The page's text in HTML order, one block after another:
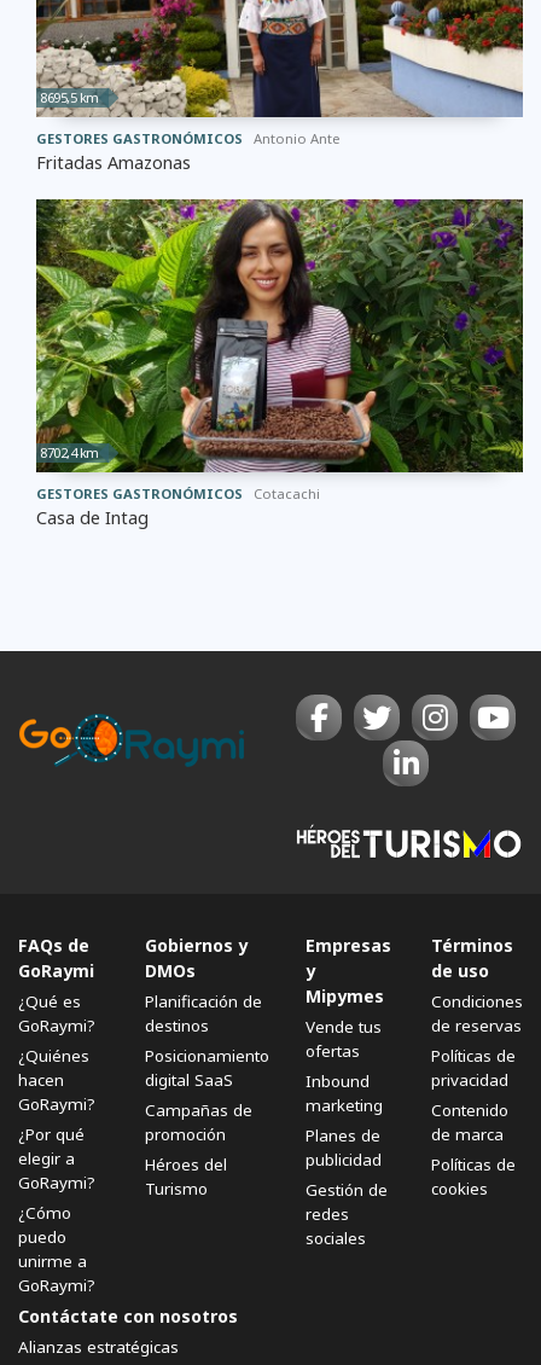
8695,5 km
GESTORES GASTRONÓMICOS Antonio Ante
Fritadas Amazonas
8702,4 km
GESTORES GASTRONÓMICOS Cotacachi
Casa de Intag
FAQs de
GoRaymi
¿Qué es
GoRaymi?
¿Quiénes
hacen
GoRaymi?
¿Por qué
elegir a
GoRaymi?
¿Cómo
puedo
unirme a
GoRaymi?
Gobiernos y
DMOs
Planificación de
destinos
Posicionamiento
digital SaaS
Campañas de
promoción
Héroes del
Turismo
Empresas
y
Mipymes
Vende tus
ofertas
Inbound
marketing
Planes de
publicidad
Gestión de
redes
sociales
Términos
de uso
Condiciones
de reservas
Políticas de
privacidad
Contenido
de marca
Políticas de
cookies
Contáctate con nosotros
Alianzas estratégicas